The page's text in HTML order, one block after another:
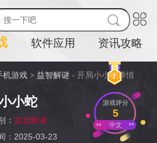
软件应用 资讯攻略
机游戏 >益智解谜 - 开局小小蛇详情
小蛇
： 益智解谜
：2025-03-23
游戏评分
5
中文